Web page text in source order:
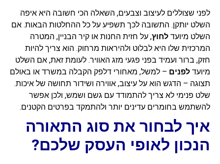
לפני שצוללים לעיצוב וצבעים, השאלה הכי חשובה היא איפה
השלט יותקן. התשובה לכך תשפיע על כל ההחלטות הבאות. אם
השלט מיועד לחוץ, על חזית החנות או קיר הבניין, המטרה
המרכזית שלו היא לבלוט ולהיראות מרחוק. הוא צריך להיות
חזק, ברור ועמיד בפני פגעי מזג האוויר. לעומת זאת, אם השלט
מיועד לפנים – למשל, מאחורי דלפק הקבלה במשרד או באולם
תצוגה – הדגש הוא על עיצוב, אווירה ושידור תחושה של איכות.
שלט פנימי לא צריך להתמודד עם גשם ושמש, ולכן אפשר
להשתמש בחומרים עדינים יותר ולהתמקד בפרטים הקטנים.
איך לבחור את סוג התאורה
הנכון לאופי העסק שלכם?